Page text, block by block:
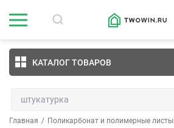
КАТАЛОГ ТОВАРОВ
Главная / Поликарбонат и полимерные листы